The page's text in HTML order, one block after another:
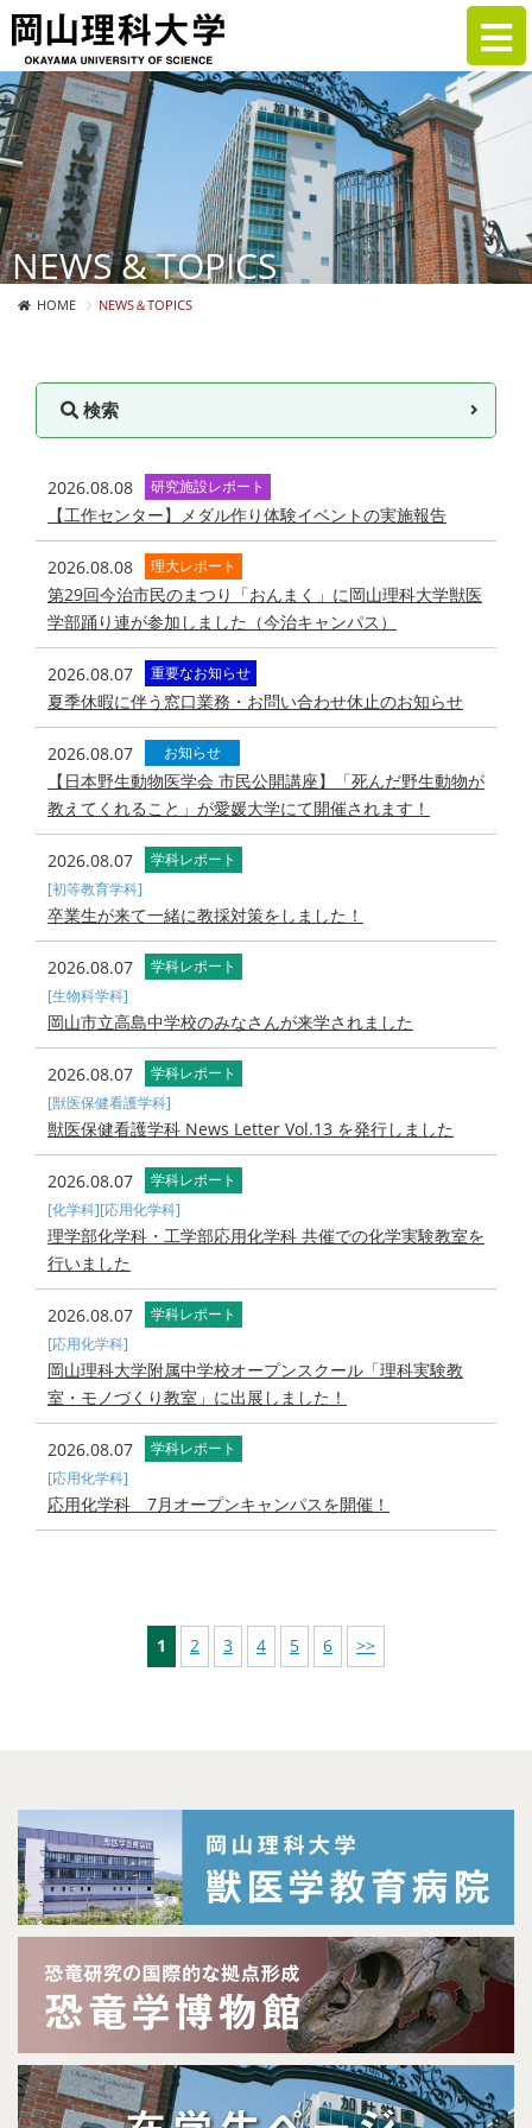
NEWS & TOPICS
HOME NEWS＆TOPICS
検索
2026.08.08 研究施設レポート
【工作センター】メダル作り体験イベントの実施報告
2026.08.08 理大レポート
第29回今治市民のまつり「おんまく」に岡山理科大学獣医
学部踊り連が参加しました（今治キャンパス）
2026.08.07 重要なお知らせ
夏季休暇に伴う窓口業務・お問い合わせ休止のお知らせ
2026.08.07 お知らせ
【日本野生動物医学会 市民公開講座】「死んだ野生動物が
教えてくれること」が愛媛大学にて開催されます！
2026.08.07
学科レポート
[初等教育学科]
卒業生が来て一緒に教採対策をしました！
2026.08.07
学科レポート
[生物科学科]
岡山市立高島中学校のみなさんが来学されました
2026.08.07
学科レポート
[獣医保健看護学科]
獣医保健看護学科 News Letter Vol.13 を発行しました
2026.08.07
学科レポート
[化学科][応用化学科]
理学部化学科・工学部応用化学科 共催での化学実験教室を
行いました
2026.08.07
学科レポート
[応用化学科]
岡山理科大学附属中学校オープンスクール「理科実験教
室・モノづくり教室」に出展しました！
2026.08.07
学科レポート
[応用化学科]
応用化学科 7月オープンキャンパスを開催！
1 2 3 4 5 6 >>